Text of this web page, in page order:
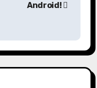
Android!